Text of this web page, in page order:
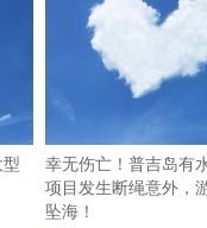
幸无伤亡！普吉岛有
项目发生断绳意外，
坠海！